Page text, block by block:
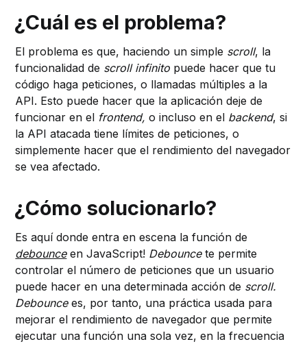
¿Cuál es el problema?
El problema es que, haciendo un simple scroll, la
funcionalidad de scroll infinito puede hacer que tu
código haga peticiones, o llamadas múltiples a la
API. Esto puede hacer que la aplicación deje de
funcionar en el frontend, o incluso en el backend, si
la API atacada tiene límites de peticiones, o
simplemente hacer que el rendimiento del navegador
se vea afectado.
¿Cómo solucionarlo?
Es aquí donde entra en escena la función de
debounceen JavaScript! Debouncete permite
controlar el número de peticiones que un usuario
puede hacer en una determinada acción de scroll.
Debouncees, por tanto, una práctica usada para
mejorar el rendimiento de navegador que permite
ejecutar una función una sola vez, en la frecuencia